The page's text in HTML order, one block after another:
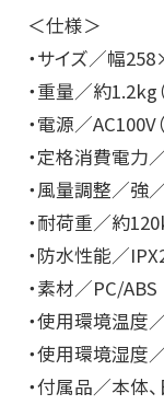
＜仕様＞
・サイズ／幅
・重量／約1.2kg
・電源／
・定格消費電力
・風量調整／強
・耐荷重／約
・防水性能／
・素材／PC/ABS
・使用環境温度
・使用環境湿度
・付属品／本体